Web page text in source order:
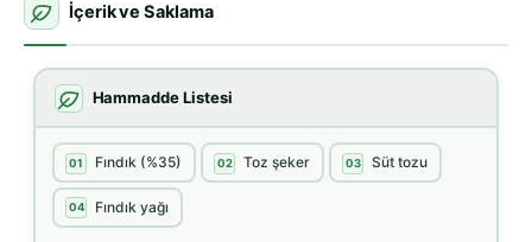
İçerik ve Saklama
Hammadde Listesi
01 Fındık (%35) 02 Toz şeker 03 Süt tozu
04 Fındık yağı